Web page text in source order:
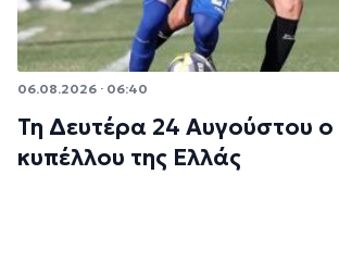
06.08.2026 · 06:40
Τη Δευτέρα 24 Αυγούστου
κυπέλλου της Ελλάς